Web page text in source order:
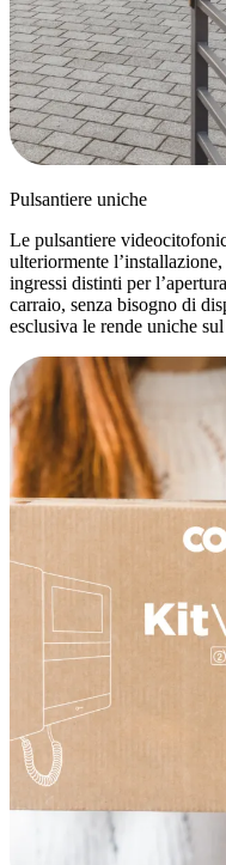
Pulsantiere uniche
Le pulsantiere
ulteriormente
ingressi distinti per
carraio, senza bisogno di
esclusiva le rende uniche